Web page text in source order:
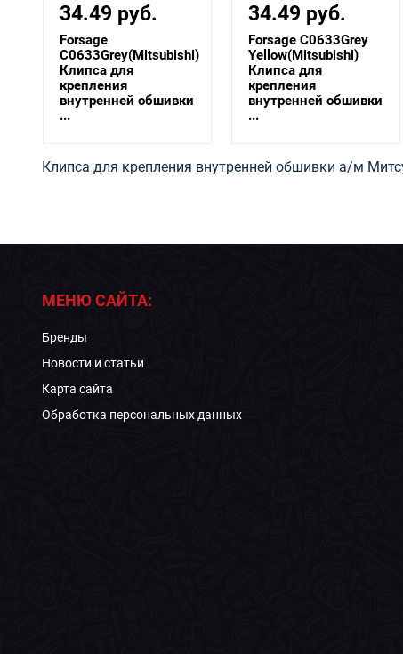
34.49 руб.
Forsage
C0633Grey(Mitsubishi)
Клипса для
крепления
внутренней обшивки
...
34.49 руб.
Forsage C0633Grey
Yellow(Mitsubishi)
Клипса для
крепления
внутренней обшивки
...
Клипса для крепления внутренней обшивки а/м
МЕНЮ САЙТА:
Бренды
Новости и статьи
Карта сайта
Обработка персональных данных